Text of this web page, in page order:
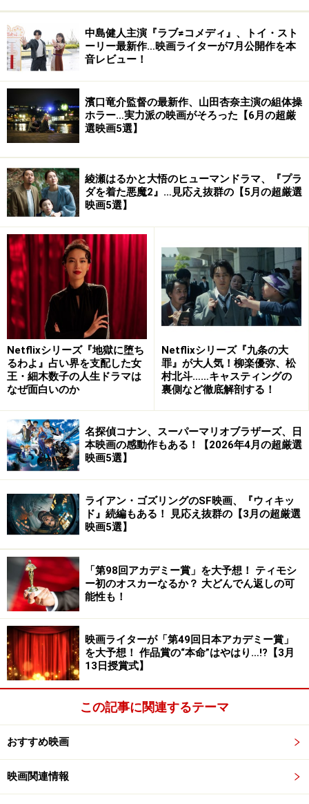
Amazonで見る
鳥 [Blu-ray]
Amazonで見る
※記事内容は執筆時点のものです。最新の内容をご確認くださ
い。
【編集部おすすめの購入サイト】
楽天市場で洋画・邦画の DVD をチェック！
中島健人主演『ラブ≠コメディ』、トイ・スト
ーリー最新作…映画ライターが7月公開作を本
音レビュー！
濱口竜介監督の最新作、山田杏奈主演の組体操
ホラー…実力派の映画がそろった【6月の超厳
選映画5選】
綾瀬はるかと大悟のヒューマンドラマ、『プラ
ダを着た悪魔2』…見応え抜群の【5月の超厳選
映画5選】
Netflixシリーズ『地獄に堕ち
るわよ』占い界を支配した女
王・細木数子の人生ドラマは
なぜ面白いのか
Netflixシリーズ『九条の大
罪』が大人気！柳楽優弥、松
村北斗……キャスティングの
裏側など徹底解剖する！
名探偵コナン、スーパーマリオブラザーズ、日
本映画の感動作もある！【2026年4月の超厳選
映画5選】
ライアン・ゴズリングのSF映画、『ウィキッ
ド』続編もある！ 見応え抜群の【3月の超厳選
映画5選】
「第98回アカデミー賞」を大予想！ ティモシ
ー初のオスカーなるか？ 大どんでん返しの可
能性も！
映画ライターが「第49回日本アカデミー賞」
を大予想！ 作品賞の“本命”はやはり…!?【3月
13日授賞式】
この記事に関連するテーマ
おすすめ映画
映画関連情報